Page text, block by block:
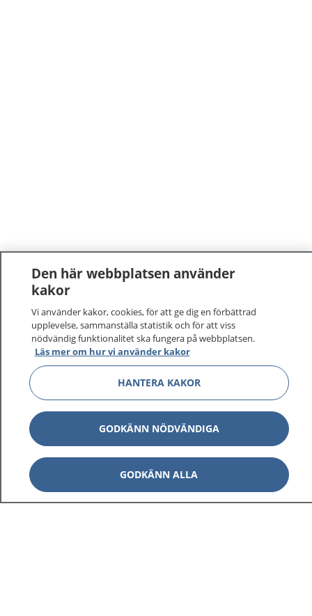
1177–tryggt om din hälsa och vård
På 1177.se får du råd om hälsa och information om
sjukdomar och vilka mottagningar du kan kontakta.
Logga in för att läsa din journal och göra dina
vårdärenden. Ring telefonnummer 1177 för
sjukvårdsrådgivning dygnet runt.
Den här webbplatsen använder
kakor
Vi använder kakor, cookies, för att ge dig en förbättrad
upplevelse, sammanställa statistik och för att viss
nödvändig funktionalitet ska fungera på webbplatsen.
Läs mer om hur vi använder kakor
HANTERA KAKOR
GODKÄNN NÖDVÄNDIGA
GODKÄNN ALLA